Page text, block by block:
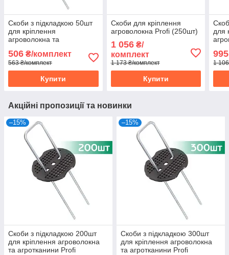
Скоби з підкладкою 50шт
для кріплення
агроволокна та
506 ₴/комплект
563 ₴/комплект
Купити
Скоби для кріплення
агроволокна Profi (250шт)
1 056₴/
комплект
1 173 ₴/комплект
Купити
для
995
1
Акційні пропозиції та новинки
–15%
Скоби з підкладкою 200шт
для кріплення агроволокна
та агротканини Profi
–15%
Скоби з підкладкою 300шт
для кріплення агроволокна
та агротканини Profi